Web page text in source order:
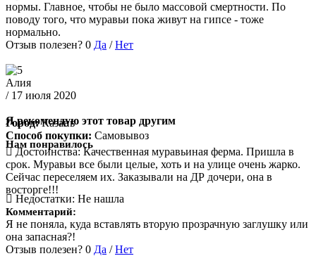
нормы. Главное, чтобы не было массовой смертности. По
поводу того, что муравьи пока живут на гипсе - тоже
нормально.
Отзыв полезен? 0 Да /Нет
Алия
/ 17 июля 2020
Я рекомендую этот товар другим
Город:Казань
Способ покупки: Самовывоз
Нам понравилось
Достоинства:Качественная муравьиная ферма. Пришла в
срок. Муравьи все были целые, хоть и на улице очень жарко.
Сейчас переселяем их. Заказывали на ДР дочери, она в
восторге!!!
Недостатки: Не нашла
Комментарий:
Я не поняла, куда вставлять вторую прозрачную заглушку или
она запасная?!
Отзыв полезен? 0 Да /Нет